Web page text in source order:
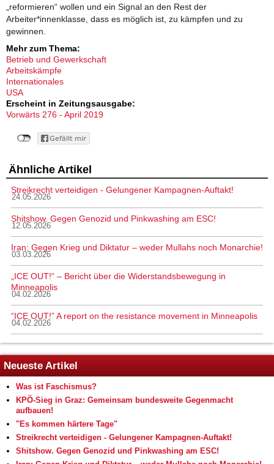
„reformieren“ wollen und ein Signal an den Rest der
Arbeiter*innenklasse, dass es möglich ist, zu kämpfen und zu
gewinnen.
Mehr zum Thema:
Betrieb und Gewerkschaft
Arbeitskämpfe
Internationales
USA
Erscheint in Zeitungsausgabe:
Vorwärts 276 - April 2019
Ähnliche Artikel
Streikrecht verteidigen - Gelungener Kampagnen-Auftakt!
24.05.2026
Shitshow. Gegen Genozid und Pinkwashing am ESC!
12.05.2026
Iran: Gegen Krieg und Diktatur – weder Mullahs noch Monarchie!
03.03.2026
„ICE OUT!“ – Bericht über die Widerstandsbewegung in
Minneapolis
04.02.2026
“ICE OUT!” A report on the resistance movement in Minneapolis
04.02.2026
Neueste Artikel
Was ist Faschismus?
KPÖ-Sieg in Graz: Gemeinsam bundesweite Gegenmacht
aufbauen!
"Es kommen härtere Tage"
Streikrecht verteidigen - Gelungener Kampagnen-Auftakt!
Shitshow. Gegen Genozid und Pinkwashing am ESC!